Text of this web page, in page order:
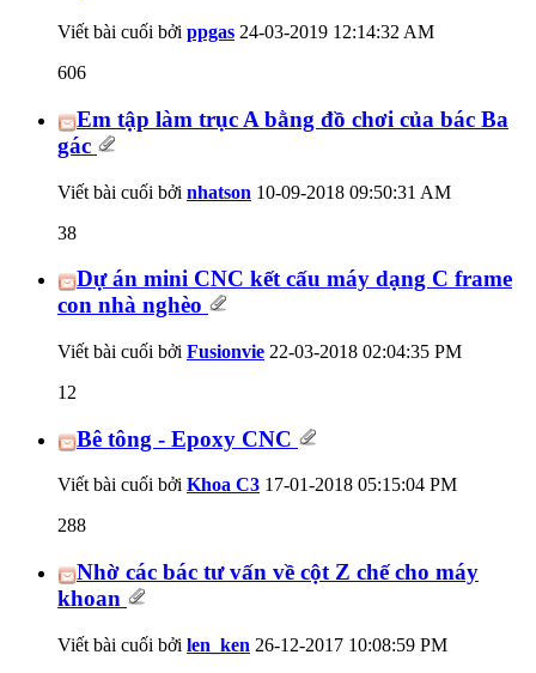
Viết bài cuối bởi ppgas 24-03-2019 12:14:32 AM
606
Em tập làm trục A bằng đồ chơi của bác Ba
gác
Viết bài cuối bởi nhatson 10-09-2018 09:50:31 AM
38
Dự án mini CNC kết cấu máy dạng C frame
con nhà nghèo
Viết bài cuối bởi Fusionvie 22-03-2018 02:04:35 PM
12
Bê tông - Epoxy CNC
Viết bài cuối bởi Khoa C3 17-01-2018 05:15:04 PM
288
Nhờ các bác tư vấn về cột Z chế cho máy
khoan
Viết bài cuối bởi len_ken 26-12-2017 10:08:59 PM